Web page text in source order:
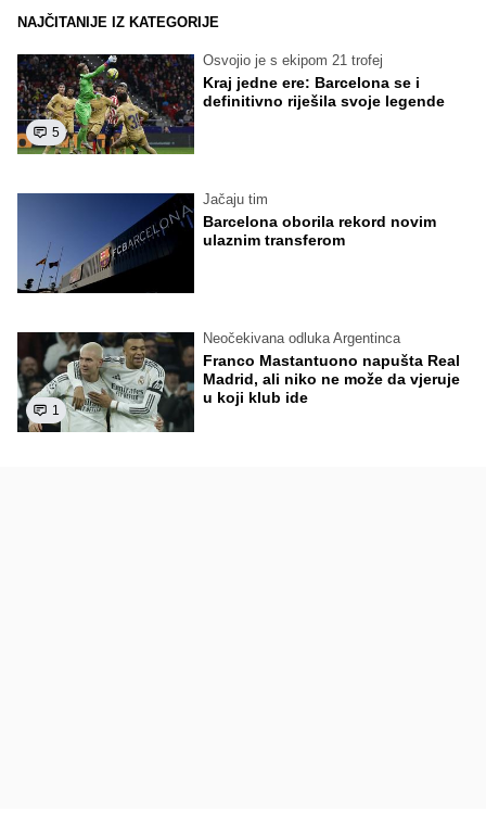
NAJČITANIJE IZ KATEGORIJE
5
Osvojio je s ekipom 21 trofej
Kraj jedne ere: Barcelona se i
definitivno riješila svoje legende
Jačaju tim
Barcelona oborila rekord novim
ulaznim transferom
1
Neočekivana odluka Argentinca
Franco Mastantuono napušta Real
Madrid, ali niko ne može da vjeruje
u koji klub ide